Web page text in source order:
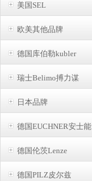
美国SEL
欧美其他品牌
德国库伯勒kubler
瑞士Belimo搏力谋
日本品牌
德国EUCHNER安士能
德国伦茨Lenze
德国PILZ皮尔兹